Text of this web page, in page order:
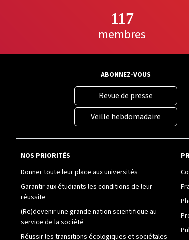
117
membres
ABONNEZ-VOUS
Revue de presse
Veille hebdomadaire
NOS PRIORITÉS
Donner toute leur place aux universités
Garantir aux étudiants les conditions de leur
réussite
(Re)devenir une grande nation scientifique au
service de la société
Réussir les transitions écologiques et sociétales